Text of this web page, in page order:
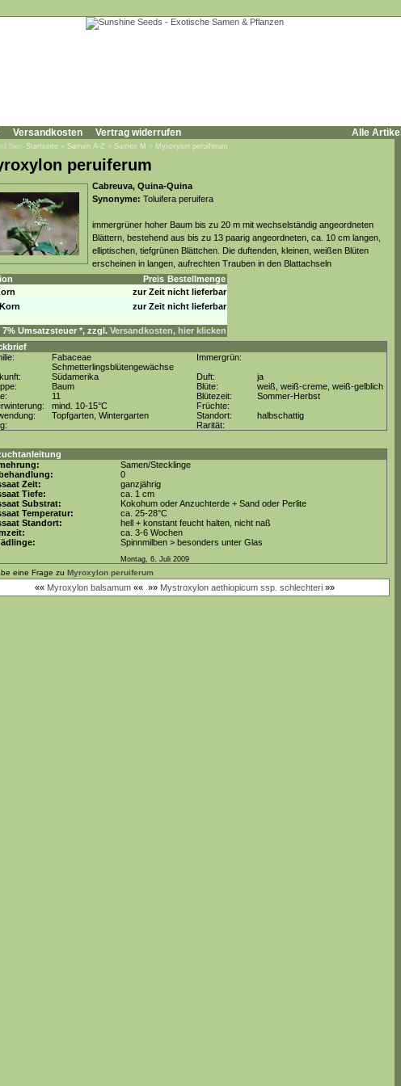
Versandkosten Vertrag widerrufen Alle Artikel
hier: Startseite » Samen A-Z » Samen M » Myroxylon peruiferum
peruiferum
Cabreuva, Quina-Quina
Synonyme: Toluifera peruifera
immergrüner hoher Baum bis zu 20 m mit wechselständig angeordneten
Blättern, bestehend aus bis zu 13 paarig angeordneten, ca. 10 cm langen,
elliptischen, tiefgrünen Blättchen. Die duftenden, kleinen, weißen Blüten
erscheinen in langen, aufrechten Trauben in den Blattachseln
Preis Bestellmenge
zur Zeit nicht lieferbar
zur Zeit nicht lieferbar
7% Umsatzsteuer *, zzgl. Versandkosten, hier klicken
Fabaceae
Schmetterlingsblütengewächse
Immergrün:
Südamerika Duft:
ja
Baum Blüte:
weiß, weiß-creme, weiß-gelblich
11 Blütezeit:
Sommer-Herbst
mind. 10-15°C
Früchte:
Topfgarten, Wintergarten Standort:
halbschattig
Rarität:
Samen/Stecklinge
0
Zeit:
ganzjährig
Tiefe:
ca. 1 cm
Substrat:
Kokohum oder Anzuchterde + Sand oder Perlite
Temperatur:
ca. 25-28°C
Standort:
hell + konstant feucht halten, nicht naß
ca. 3-6 Wochen
Spinnmilben > besonders unter Glas
Montag, 6. Juli 2009
eine Frage zu Myroxylon peruiferum
«« Myroxylon balsamum«« »» Mystroxylon aethiopicum ssp. schlechteri»»